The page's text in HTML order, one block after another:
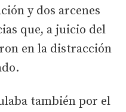
y dos arcenes
que, a juicio del
en la distracción
también por el